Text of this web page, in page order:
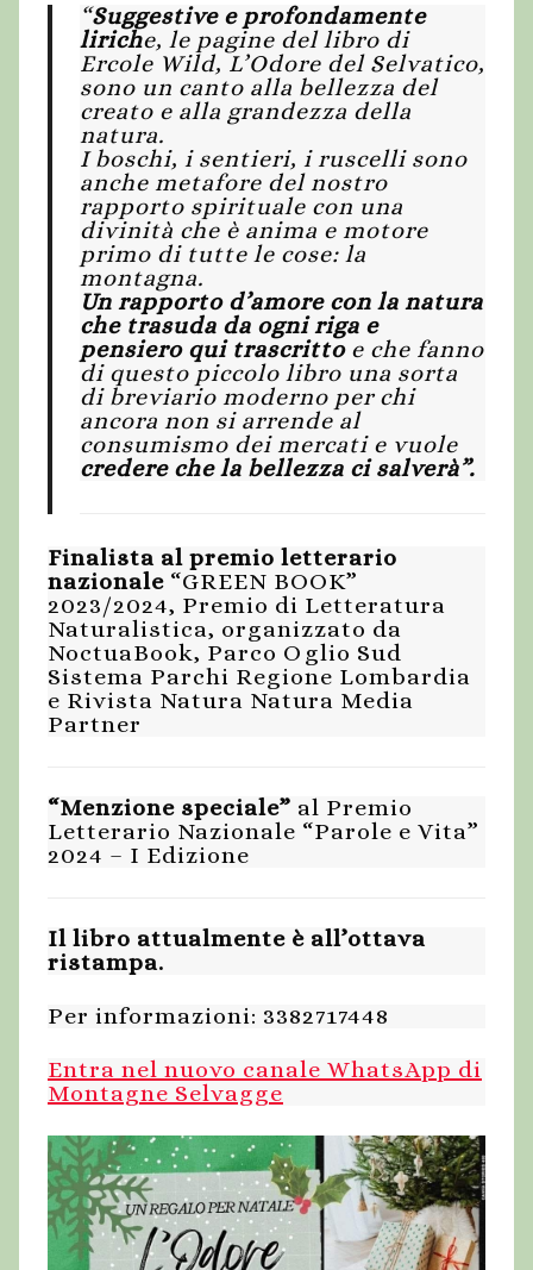
“Suggestive e profondamente
liriche, le pagine del libro di
Ercole Wild, L’Odore del Selvatico,
sono un canto alla bellezza del
creato e alla grandezza della
natura.
I boschi, i sentieri, i ruscelli sono
anche metafore del nostro
rapporto spirituale con una
divinità che è anima e motore
primo di tutte le cose: la
montagna.
Un rapporto d’amore con la natura
che trasuda da ogni riga e
pensiero qui trascrittoe che fanno
di questo piccolo libro una sorta
di breviario moderno per chi
ancora non si arrende al
consumismo dei mercati e vuole
credere che la bellezza ci salverà”.
Finalista al premio letterario
nazionale “GREEN BOOK”
2023/2024, Premio di Letteratura
Naturalistica, organizzato da
NoctuaBook, Parco Oglio Sud
Sistema Parchi Regione Lombardia
e Rivista Natura Natura Media
Partner
“Menzione speciale” al Premio
Letterario Nazionale “Parole e Vita”
2024 – I Edizione
Il libro attualmente è all’ottava
ristampa.
Per informazioni: 3382717448
Entra nel nuovo canale WhatsApp di
Montagne Selvagge